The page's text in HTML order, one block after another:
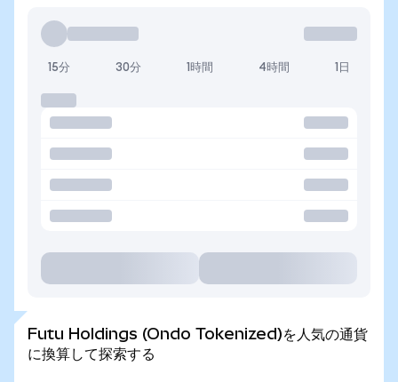
15分 30分 1時間 4時間 1日
Futu Holdings (Ondo Tokenized)を人気の通貨
に換算して探索する